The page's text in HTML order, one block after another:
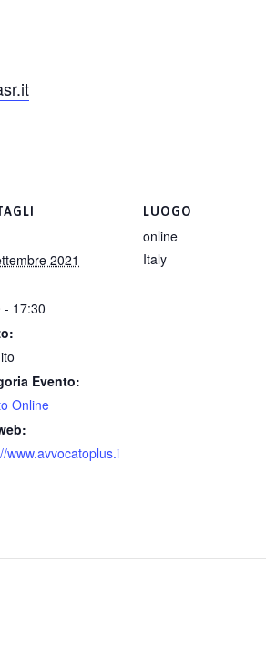
2021
- 17:30
Evento:
Online
www.avvocatoplus.i
LUOGO
online
Italy